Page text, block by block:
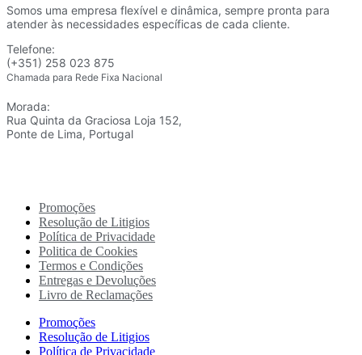
Somos uma empresa flexível e dinâmica, sempre pronta para
atender às necessidades específicas de cada cliente.
Telefone:
(+351) 258 023 875
Chamada para Rede Fixa Nacional
Morada:
Rua Quinta da Graciosa Loja 152,
Ponte de Lima, Portugal
Promoções
Resolução de Litigios
Política de Privacidade
Politica de Cookies
Termos e Condições
Entregas e Devoluções
Livro de Reclamações
Promoções
Resolução de Litigios
Política de Privacidade